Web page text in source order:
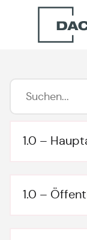
1.0 –
1.0 –